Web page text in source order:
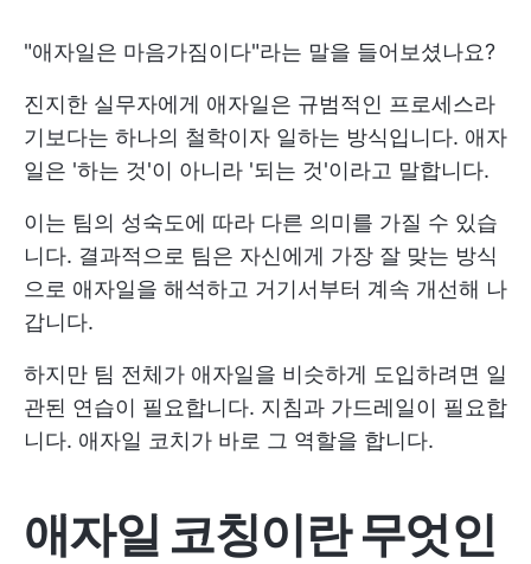
"애자일은 마음가짐이다"라는 말을 들어보셨나요?
진지한 실무자에게 애자일은 규범적인 프로세스라
기보다는 하나의 철학이자 일하는 방식입니다. 애자
일은 '하는 것'이 아니라 '되는 것'이라고 말합니다.
이는 팀의 성숙도에 따라 다른 의미를 가질 수 있습
니다. 결과적으로 팀은 자신에게 가장 잘 맞는 방식
으로 애자일을 해석하고 거기서부터 계속 개선해 나
갑니다.
하지만 팀 전체가 애자일을 비슷하게 도입하려면 일
관된 연습이 필요합니다. 지침과 가드레일이 필요합
니다. 애자일 코치가 바로 그 역할을 합니다.
애자일 코칭이란 무엇인